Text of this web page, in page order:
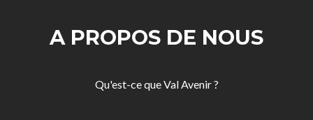
A PROPOS DE NOUS
Qu'est-ce que Val Avenir ?